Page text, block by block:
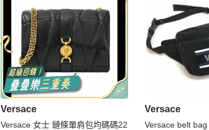
Versace
Versace 女士 鏈條單肩包均碼碼22
Versace
Versace belt bag